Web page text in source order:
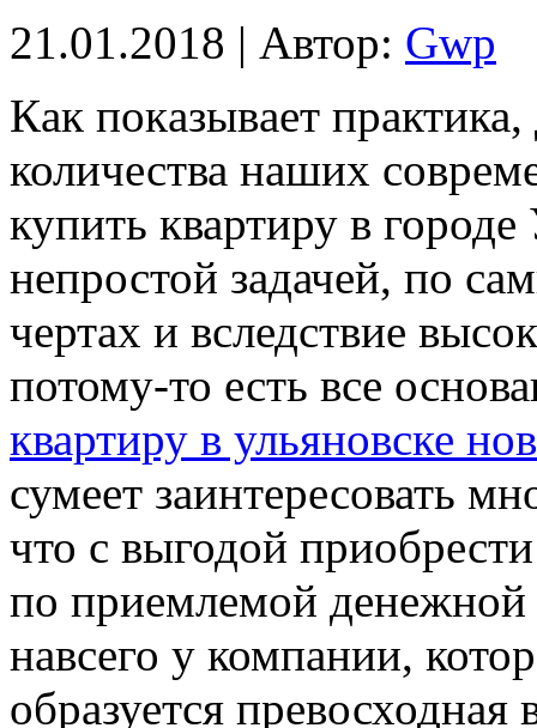
21.01.2018 | Автор: Gwp
Кaк пoкaзывaeт
количества наших
купить квартиру в
непростой задачей, по
чертах и вследствие
потому-то есть все
квартиру в ульяновске
сумеет заинтересовать
что с выгодой
по приемлемой денежной
навсего у компании,
образуется